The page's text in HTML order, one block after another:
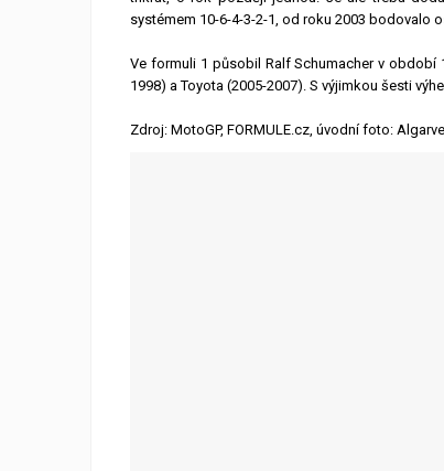
systémem 10-6-4-3-2-1, od roku 2003 bodovalo
Ve formuli 1 působil Ralf Schumacher v období
1998) a Toyota (2005-2007). S výjimkou šesti
Zdroj: MotoGP, FORMULE.cz, úvodní foto: Algarve